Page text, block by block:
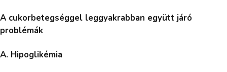
A cukorbetegséggel leggyakrabban együtt járó
problémák
A. Hipoglikémia